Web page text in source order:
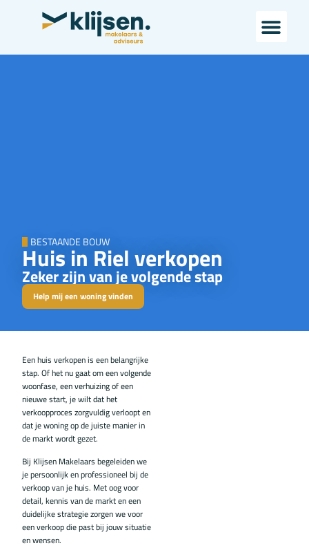
BESTAANDE BOUW
Huis in Riel verkopen
Zeker zijn van je volgende stap
Help mij een woning vinden
Een huis verkopen is een belangrijke
stap. Of het nu gaat om een volgende
woonfase, een verhuizing of een
nieuwe start, je wilt dat het
verkoopproces zorgvuldig verloopt en
dat je woning op de juiste manier in
de markt wordt gezet.
Bij Klijsen Makelaars begeleiden we
je persoonlijk en professioneel bij de
verkoop van je huis. Met oog voor
detail, kennis van de markt en een
duidelijke strategie zorgen we voor
een verkoop die past bij jouw situatie
en wensen.